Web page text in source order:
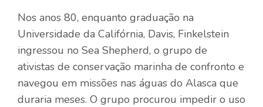
Nos anos 80, enquanto graduação na
Universidade da Califórnia, Davis, Finkelstein
ingressou no Sea Shepherd, o grupo de
ativistas de conservação marinha de confronto e
navegou em missões nas águas do Alasca que
duraria meses. O grupo procurou impedir o uso